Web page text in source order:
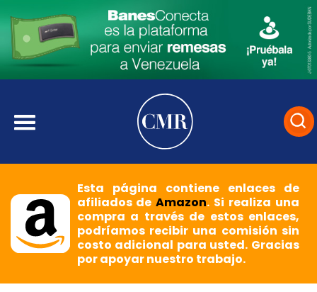
Esta página contiene enlaces de
afiliados deAmazon. Si realiza una
compra a través de estos enlaces,
podríamos recibir una comisión sin
costo adicional para usted. Gracias
por apoyar nuestro trabajo.